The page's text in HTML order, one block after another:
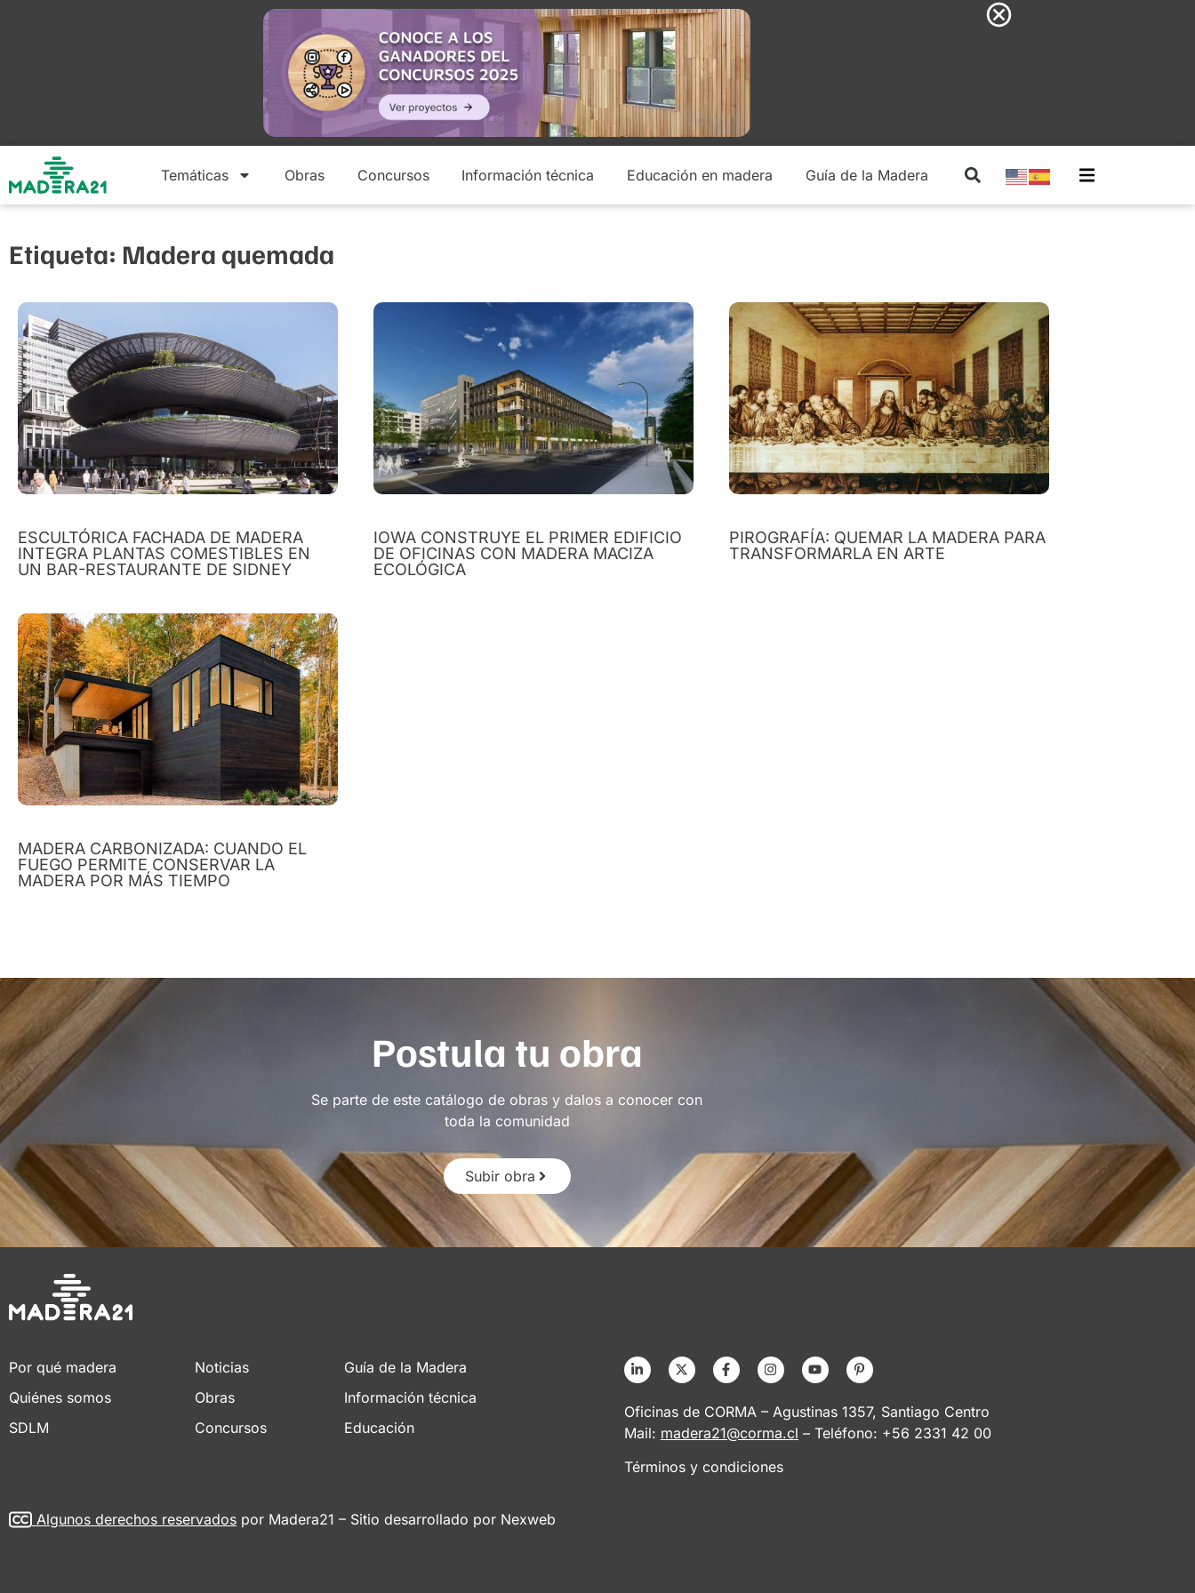
Temáticas Obras Concursos Información técnica Educación en madera Guía de la Madera
Etiqueta: Madera quemada
ESCULTÓRICA FACHADA DE MADERA
INTEGRA PLANTAS COMESTIBLES EN
UN BAR-RESTAURANTE DE SIDNEY
IOWA CONSTRUYE EL PRIMER EDIFICIO
DE OFICINAS CON MADERA MACIZA
ECOLÓGICA
PIROGRAFÍA: QUEMAR LA MADERA PARA
TRANSFORMARLA EN ARTE
MADERA CARBONIZADA: CUANDO EL
FUEGO PERMITE CONSERVAR LA
MADERA POR MÁS TIEMPO
Postula tu obra
Se parte de este catálogo de obras y dalos a conocer con
toda la comunidad
Subir obra
Por qué madera
Quiénes somos
SDLM
Noticias
Obras
Concursos
Guía de la Madera
Información técnica
Educación
Oficinas de CORMA – Agustinas 1357, Santiago Centro
Mail: madera21@corma.cl – Teléfono: +56 2331 42 00
Términos y condiciones
Algunos derechos reservados por Madera21 – Sitio desarrollado por Nexweb